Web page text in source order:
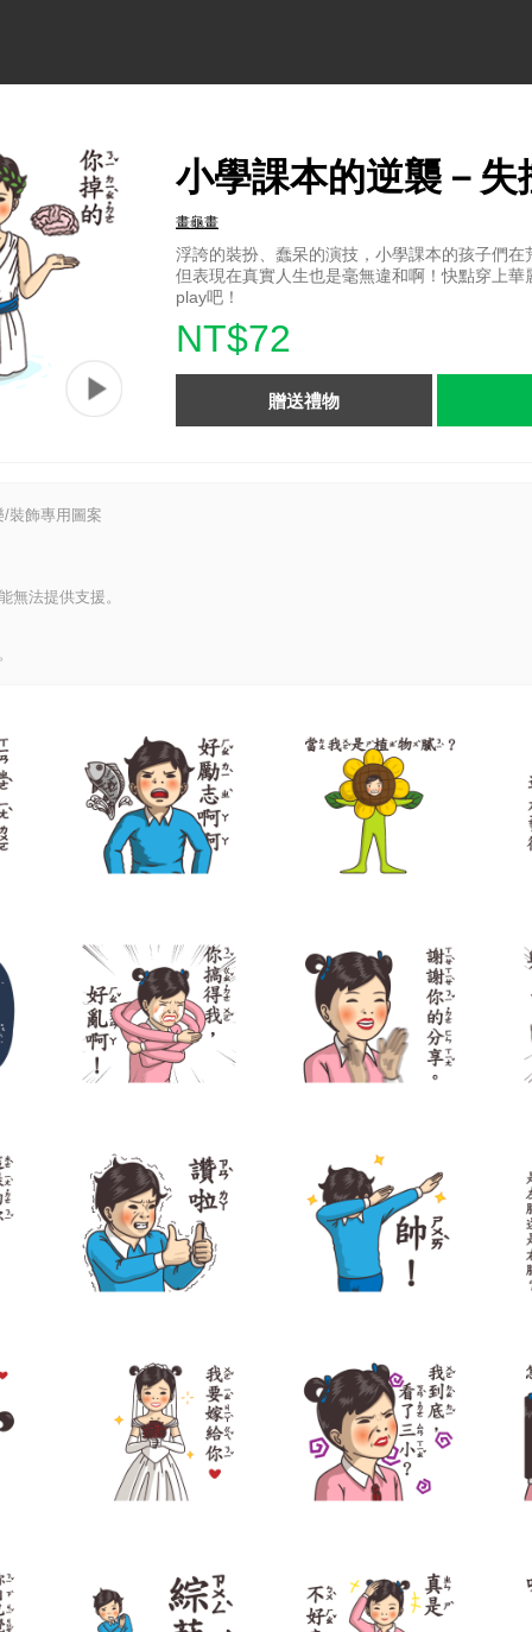
小學課本的逆襲－失
畫龜畫
浮誇的裝扮、蠢呆的演技，小學課本的孩子們在
但表現在真實人生也是毫無違和啊！快點穿上華
play吧！
NT$72
贈送禮物
裝飾專用圖案
無法提供支援。